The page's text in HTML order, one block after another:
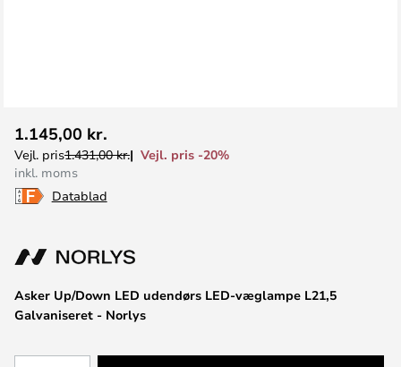
til
starten
af
billedgalleriet
Asker Up/Down LED udendørs LED-væglampe L21,5
Galvaniseret - Norlys
1.145,00 kr.
Vejl. pris1.431,00 kr.
Vejl. pris -20%
inkl. moms
Datablad